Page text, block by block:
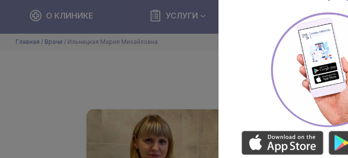
О КЛИНИКЕ УСЛУГИ ВРАЧИ
Главная / Врачи / Ильницкая Мария Михайловна
Ильницкая Мария
Эндокринолог